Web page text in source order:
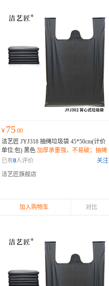
¥ 75.00
洁艺匠 JYJ318 抽绳垃圾袋 45*50cm(计价
单位:包) 黑色 加厚承重强，不易破；抽绳
封口设计，密封防漏；环保材质，降解无
已有0人评价
关注
洁艺匠旗舰店
加入购物车 对比